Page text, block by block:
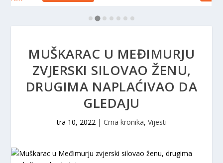
MUŠKARAC U MEĐIMURJU
ZVJERSKI SILOVAO ŽENU,
DRUGIMA NAPLAĆIVAO DA
GLEDAJU
tra 10, 2022| Crna kronika, Vijesti